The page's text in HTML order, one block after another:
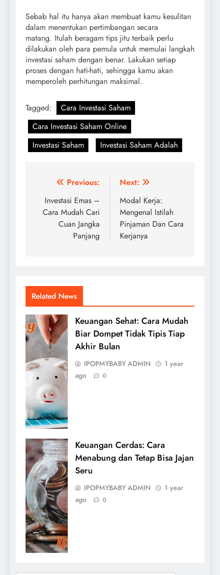
Sebab hal itu hanya akan membuat kamu kesulitan
dalam menentukan pertimbangan secara
matang. Itulah beragam tips jitu terbaik perlu
dilakukan oleh para pemula untuk memulai langkah
investasi saham dengan benar. Lakukan setiap
proses dengan hati-hati, sehingga kamu akan
memperoleh perhitungan maksimal.
Tagged:
Cara Investasi Saham
Cara Investasi Saham Online
Investasi Saham
Investasi Saham Adalah
Post
navigation
Previous:
Investasi Emas –
Cara Mudah Cari
Cuan Jangka
Panjang
Next:
Modal Kerja:
Mengenal Istilah
Pinjaman Dan Cara
Kerjanya
Related News
Keuangan Sehat: Cara Mudah
Biar Dompet Tidak Tipis Tiap
Akhir Bulan
IPOPMYBABY ADMIN
1 year
ago
0
Keuangan Cerdas: Cara
Menabung dan Tetap Bisa Jajan
Seru
IPOPMYBABY ADMIN
1 year
ago
0